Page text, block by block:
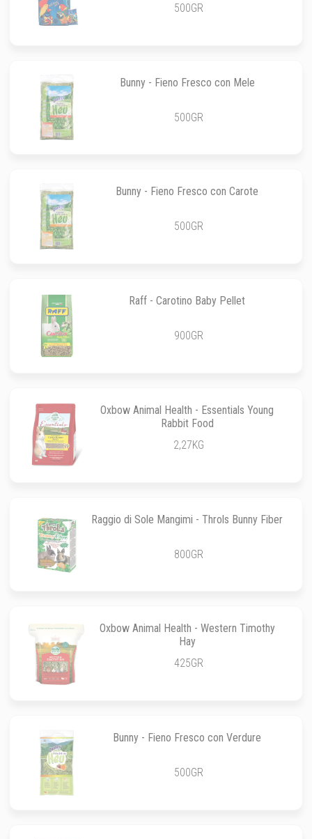
500GR
Bunny - Fieno Fresco con Mele
500GR
Bunny - Fieno Fresco con Carote
500GR
Raff - Carotino Baby Pellet
900GR
Oxbow Animal Health - Essentials Young
Rabbit Food
2,27KG
Raggio di Sole Mangimi - Throls Bunny Fiber
800GR
Oxbow Animal Health - Western Timothy
Hay
425GR
Bunny - Fieno Fresco con Verdure
500GR